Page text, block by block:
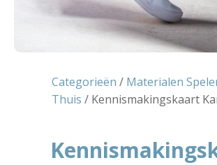
Categorieën / Materialen
Thuis / Kennismakingskaart